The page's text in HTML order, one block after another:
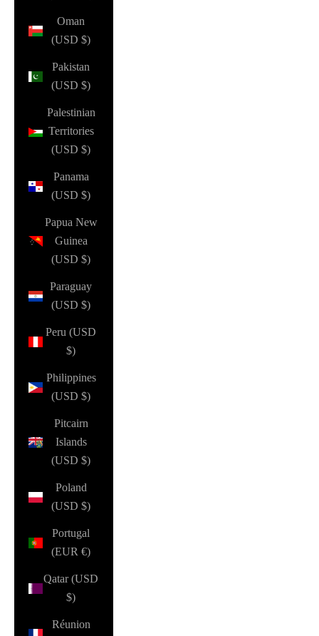
Oman
(USD $)
Pakistan
(USD $)
Palestinian
Territories
(USD $)
Panama
(USD $)
Papua New
Guinea
(USD $)
Paraguay
(USD $)
Peru (USD
$)
Philippines
(USD $)
Pitcairn
Islands
(USD $)
Poland
(USD $)
Portugal
(EUR €)
Qatar (USD
$)
Réunion